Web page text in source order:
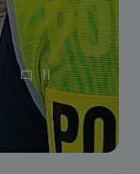
11